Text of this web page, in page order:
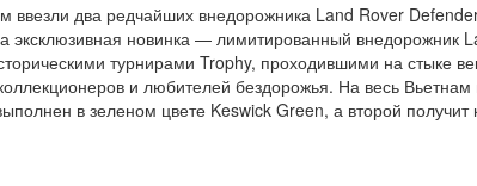
ввезли два редчайших внедорожника Land Rover
эксклюзивная новинка — лимитированный внедорожник
турнирами Trophy, проходившими на стыке
и любителей бездорожья. На весь Вьетнам
в зеленом цвете Keswick Green, а второй получит